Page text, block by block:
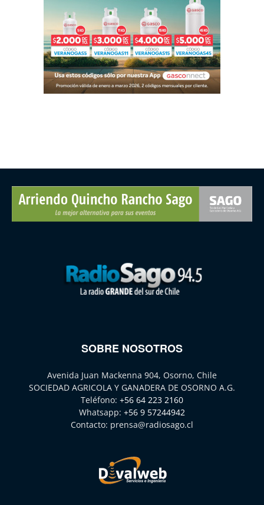
SOBRE NOSOTROS
Avenida Juan Mackenna 904, Osorno, Chile
SOCIEDAD AGRICOLA Y GANADERA DE OSORNO A.G.
Teléfono: +56 64 223 2160
Whatsapp: +56 9 57244942
Contacto: prensa@radiosago.cl